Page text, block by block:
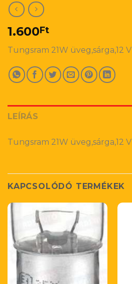
1.600Ft
Tungsram 21W üveg,sárga,12 V
LEÍRÁS
Tungsram 21W üveg,sárga,12 V
KAPCSOLÓDÓ TERMÉKEK